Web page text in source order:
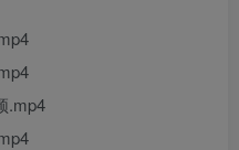
.mp4